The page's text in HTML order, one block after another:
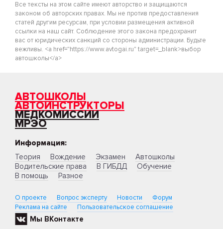
Все тексты на этом сайте имеют авторство и защищаются
законом об авторских правах. Мы не против предоставления
статей другим ресурсам, при условии размещения активной
ссылки на наш сайт. Соблюдение этого закона предохранит
вас от юридических санкций со стороны администрации. Будьте
вежливы. <a href="https://www.avtogai.ru" target=_blank>выбор
автошколы</a>
АВТОШКОЛЫ
АВТОИНСТРУКТОРЫ
МЕДКОМИССИИ
МРЭО
Информация:
Теория
Вождение Экзамен
Автошколы
Водительские права
В ГИБДД
Обучение
В помощь
Разное
О проекте Вопрос эксперту Новости
Форум
Реклама на сайте
Пользовательское соглашение
Мы ВКонтакте